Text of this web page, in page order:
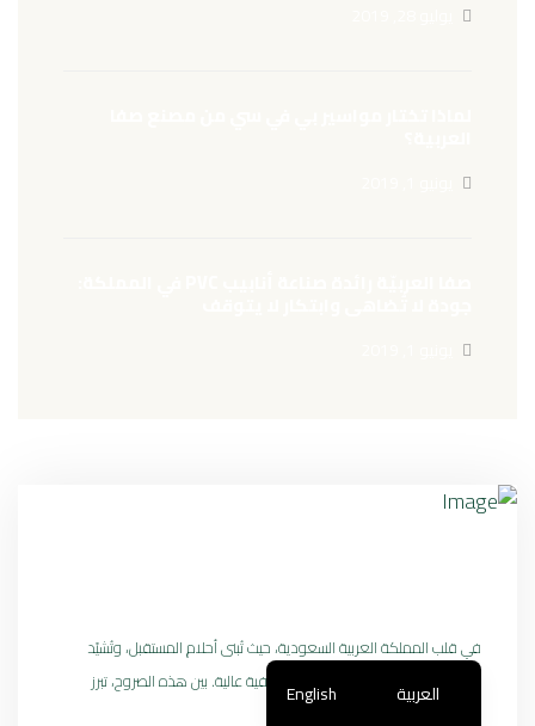
في قلب المملكة العربية السعودية، حيث تُبنى أحلام المستقبل، وتُشيّد
صروح العمران، تُنسج قصص النجاح بحرفية عالية. بين هذه الصروح، تبرز
العربية English